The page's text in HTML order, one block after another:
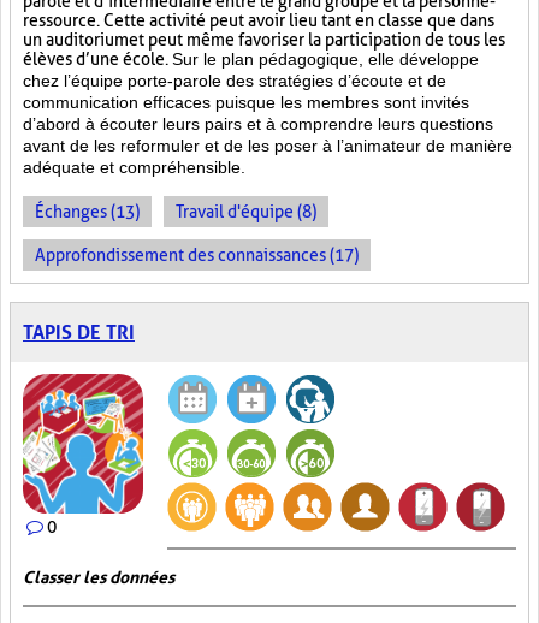
ressource. Cette activité peut avoir lieu tant en classe que dans
un auditorium et peut même favoriser la participation de tous les
élèves d’une école. Sur le plan pédagogique, elle développe
chez l’équipe porte-parole des stratégies d’écoute et de
communication efficaces puisque les membres sont invités
d’abord à écouter leurs pairs et à comprendre leurs questions
avant de les reformuler et de les poser à l’animateur de manière
adéquate et compréhensible.
Échanges (13) Travail d'équipe (8)
Approfondissement des connaissances (17)
TAPIS DE TRI
0
Classer les données